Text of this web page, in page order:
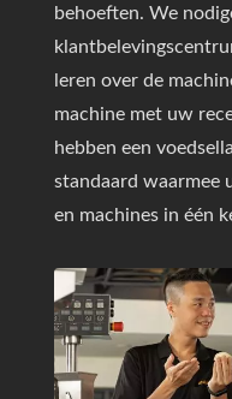
behoeften. We
leren over de
machine met uw
hebben een
standaard waarmee
en machines in één